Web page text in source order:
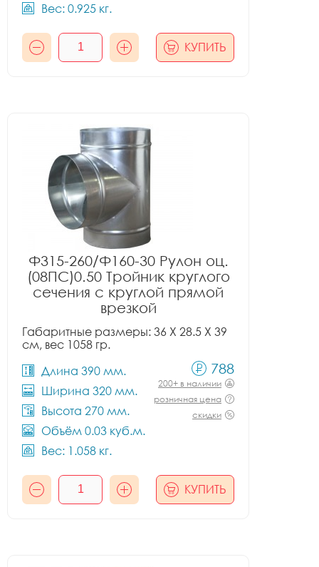
Вес: 0.925 кг.
КУПИТЬ
Ф315-260/Ф160-30 Рулон оц.
(08ПС)0.50 Тройник круглого
сечения с круглой прямой
врезкой
Габаритные размеры: 36 X 28.5 X 39
см, вес 1058 гр.
Длина 390 мм.
Ширина 320 мм.
Высота 270 мм.
Объём 0.03 куб.м.
Вес: 1.058 кг.
788
200+ в наличии
розничная цена
скидки
КУПИТЬ